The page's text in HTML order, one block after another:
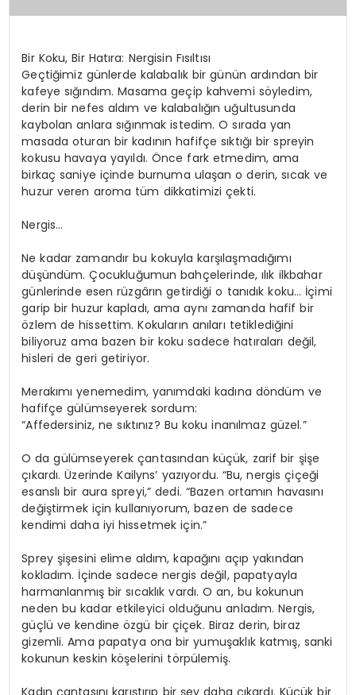
Bir Koku, Bir Hatıra: Nergisin Fısıltısı
Geçtiğimiz günlerde kalabalık bir günün ardından bir
kafeye sığındım. Masama geçip kahvemi söyledim,
derin bir nefes aldım ve kalabalığın uğultusunda
kaybolan anlara sığınmak istedim. O sırada yan
masada oturan bir kadının hafifçe sıktığı bir spreyin
kokusu havaya yayıldı. Önce fark etmedim, ama
birkaç saniye içinde burnuma ulaşan o derin, sıcak ve
huzur veren aroma tüm dikkatimizi çekti.
Nergis…
Ne kadar zamandır bu kokuyla karşılaşmadığımı
düşündüm. Çocukluğumun bahçelerinde, ılık ilkbahar
günlerinde esen rüzgârın getirdiği o tanıdık koku… İçimi
garip bir huzur kapladı, ama aynı zamanda hafif bir
özlem de hissettim. Kokuların anıları tetiklediğini
biliyoruz ama bazen bir koku sadece hatıraları değil,
hisleri de geri getiriyor.
Merakımı yenemedim, yanımdaki kadına döndüm ve
hafifçe gülümseyerek sordum:
“Affedersiniz, ne sıktınız? Bu koku inanılmaz güzel.”
O da gülümseyerek çantasından küçük, zarif bir şişe
çıkardı. Üzerinde Kailyns’ yazıyordu. “Bu, nergis çiçeği
esanslı bir aura spreyi,” dedi. “Bazen ortamın havasını
değiştirmek için kullanıyorum, bazen de sadece
kendimi daha iyi hissetmek için.”
Sprey şişesini elime aldım, kapağını açıp yakından
kokladım. İçinde sadece nergis değil, papatyayla
harmanlanmış bir sıcaklık vardı. O an, bu kokunun
neden bu kadar etkileyici olduğunu anladım. Nergis,
güçlü ve kendine özgü bir çiçek. Biraz derin, biraz
gizemli. Ama papatya ona bir yumuşaklık katmış, sanki
kokunun keskin köşelerini törpülemiş.
Kadın çantasını karıştırıp bir şey daha çıkardı. Küçük bir